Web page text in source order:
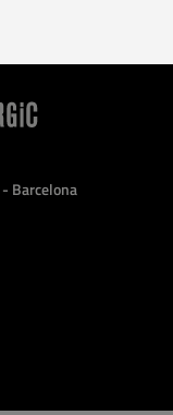
Barcelona